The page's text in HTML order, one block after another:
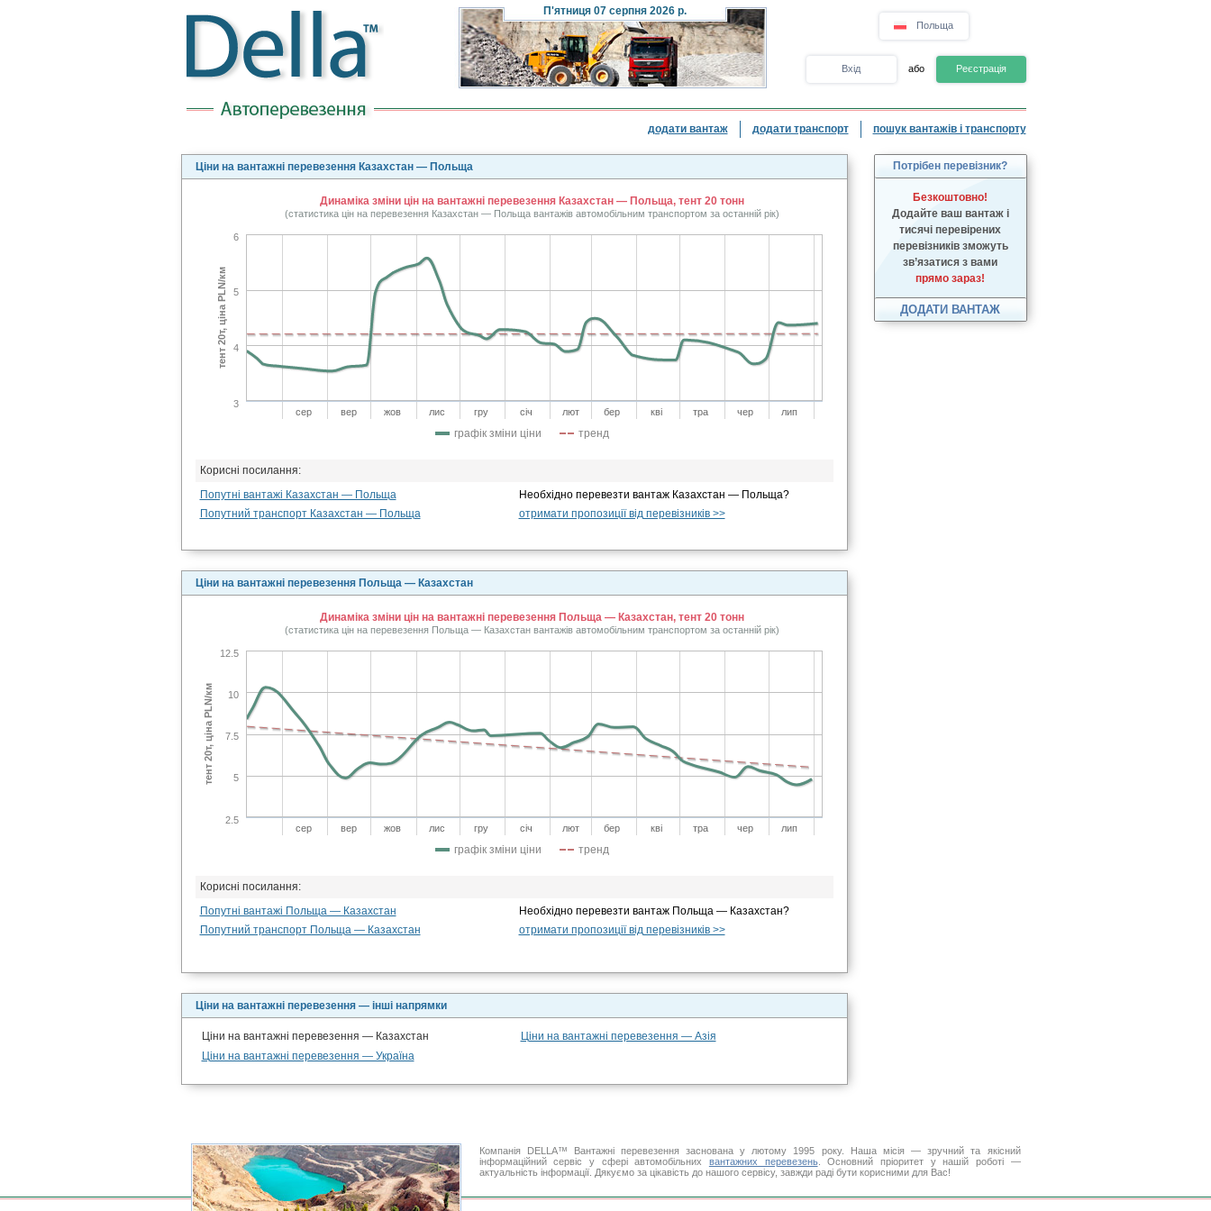
П'ятниця07 серпня 2026 р.
Польща
Вхід або Реєстрація
додати вантаж додати транспорт пошук вантажів і транспорту
Ціни на вантажні перевезення Казахстан — Польща
Динаміка зміни цін на вантажні перевезення Казахстан — Польща, тент 20 тонн
(статистика цін на перевезення Казахстан — Польща вантажів автомобільним транспортом за останній рік)
графік зміни ціни тренд
сер вер жов лис гру січ лют бер кві тра чер лип
3
4
5
6
тент 20т, ціна PLN/км
Корисні посилання:
Попутні вантажі Казахстан — Польща
Необхідно перевезти вантаж Казахстан — Польща?
Попутний транспорт Казахстан — Польща
отримати пропозиції від перевізників >>
Ціни на вантажні перевезення Польща — Казахстан
Динаміка зміни цін на вантажні перевезення Польща — Казахстан, тент 20 тонн
(статистика цін на перевезення Польща — Казахстан вантажів автомобільним транспортом за останній рік)
графік зміни ціни тренд
сер вер жов лис гру січ лют бер кві тра чер лип
2.5
5
7.5
10
12.5
тент 20т, ціна PLN/км
Корисні посилання:
Попутні вантажі Польща — Казахстан
Необхідно перевезти вантаж Польща — Казахстан?
Попутний транспорт Польща — Казахстан
отримати пропозиції від перевізників >>
Ціни на вантажні перевезення — інші напрямки
Ціни на вантажні перевезення — Казахстан
Ціни на вантажні перевезення — Азія
Ціни на вантажні перевезення — Україна
Потрібен перевізник?
Безкоштовно!
Додайте ваш вантаж і
тисячі перевірених
перевізників зможуть
зв’язатися з вами
прямо зараз!
ДОДАТИ ВАНТАЖ
Компанія DELLA™ Вантажні перевезення заснована у лютому 1995 року. Наша місія — зручний та якісний
інформаційний сервіс у сфері автомобільних вантажних перевезень. Основний пріоритет у нашій роботі —
актуальність інформації. Дякуємо за цікавість до нашого сервісу, завжди раді бути корисними для Вас!